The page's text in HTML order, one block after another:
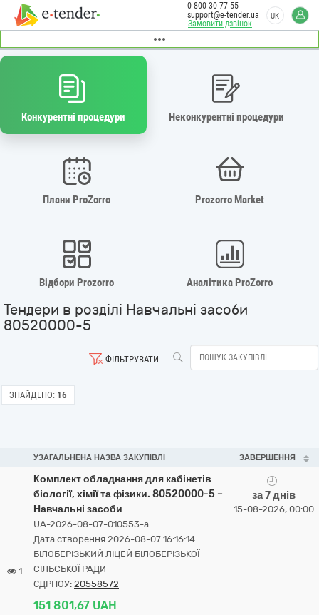
Замовити дзвінок
0 800 30 77 55
support@e-tender.ua
UK
Конкурентні процедури Неконкурентні процедури
Плани ProZorro Prozorro Market
Відбори Prozorro Аналітика ProZorro
Тендери в розділі Навчальні засоби
80520000-5
ФІЛЬТРУВАТИ
ЗНАЙДЕНО: 16
УЗАГАЛЬНЕНА НАЗВА ЗАКУПІВЛІ ЗАВЕРШЕННЯ
1
Комплект обладнання для кабінетів
біології, хімії та фізики. 80520000-5 –
Навчальні засоби
UA-2026-08-07-010553-a
Дата створення 2026-08-07 16:16:14
БІЛОБЕРІЗЬКИЙ ЛІЦЕЙ БІЛОБЕРІЗЬКОЇ
СІЛЬСЬКОЇ РАДИ
ЄДРПОУ: 20558572
151 801,67 UAH
за 7 днів
15-08-2026, 00:00